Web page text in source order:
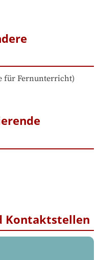
für Fernunterricht)
Kontaktstellen